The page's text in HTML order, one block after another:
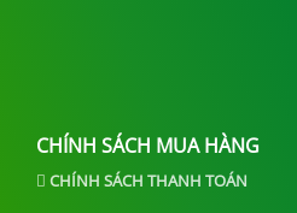
CHÍNH SÁCH MUA HÀNG
CHÍNH SÁCH THANH TOÁN